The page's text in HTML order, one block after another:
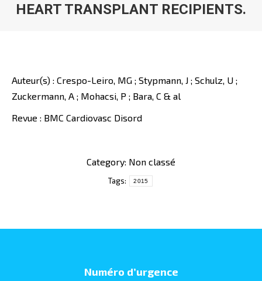
HEART TRANSPLANT RECIPIENTS.
Auteur(s) : Crespo-Leiro, MG ; Stypmann, J ; Schulz, U ;
Zuckermann, A ; Mohacsi, P ; Bara, C & al
Revue : BMC Cardiovasc Disord
Category: Non classé
Tags: 2015
Numéro d’urgence